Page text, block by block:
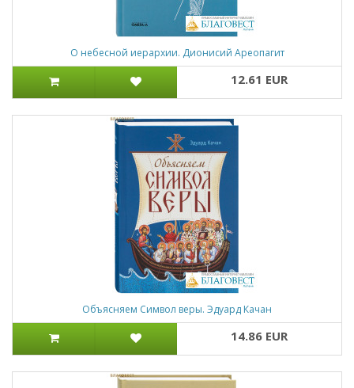
О небесной иерархии. Дионисий Ареопагит
12.61 EUR
Объясняем Символ веры. Эдуард Качан
14.86 EUR